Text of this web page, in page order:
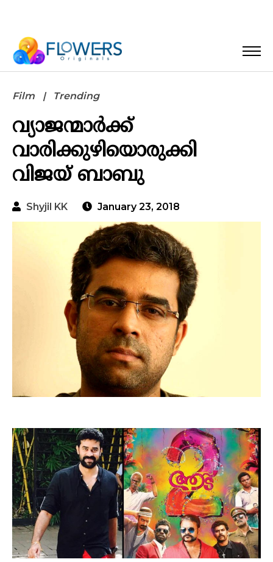
Film Trending
വ്യാജന്മാർക്ക്
വാരിക്കുഴിയൊരുക്കി
വിജയ് ബാബു
Shyjil KK January 23, 2018